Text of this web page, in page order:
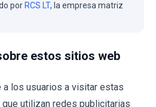
por RCS LT, la empresa matriz
estos sitios web
a los usuarios a visitar estas
utilizan redes publicitarias